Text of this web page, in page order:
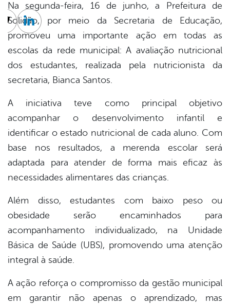
Na segunda-feira, 16 de junho, a Prefeitura de
Solidão, por meio da Secretaria de Educação,
promoveu uma importante ação em todas as
escolas da rede municipal: A avaliação nutricional
dos estudantes, realizada pela nutricionista da
secretaria, Bianca Santos.
A iniciativa teve como principal objetivo
acompanhar o desenvolvimento infantil e
identificar o estado nutricional de cada aluno. Com
base nos resultados, a merenda escolar será
adaptada para atender de forma mais eficaz às
necessidades alimentares das crianças.
Além disso, estudantes com baixo peso ou
obesidade serão encaminhados para
acompanhamento individualizado, na Unidade
Básica de Saúde (UBS), promovendo uma atenção
integral à saúde.
A ação reforça o compromisso da gestão municipal
em garantir não apenas o aprendizado, mas
TwitterLinkedin